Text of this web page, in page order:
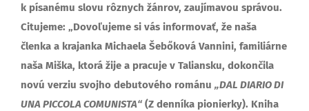
k písanému slovu rôznych žánrov, zaujímavou správou.
Citujeme: „Dovoľujeme si vás informovať, že naša
členka a krajanka Michaela Šebőková Vannini, familiárne
naša Miška, ktorá žije a pracuje v Taliansku, dokončila
novú verziu svojho debutového románu „DAL DIARIO DI
UNA PICCOLA COMUNISTA“ (Z denníka pionierky). Kniha